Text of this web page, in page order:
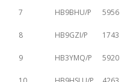
7 HB9BHU/P 5956
8 HB9GZI/P 1743
9 HB3YMQ/P 5920